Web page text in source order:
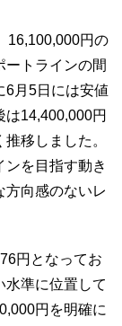
16,100,000円の
ートラインの間
6月5日には安値
14,400,000円
移しました。
ンを目指す動き
方向感のないレ
円となってお
水準に位置して
円を明確に